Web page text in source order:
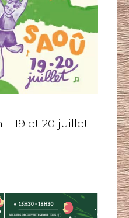
19 et 20 juillet